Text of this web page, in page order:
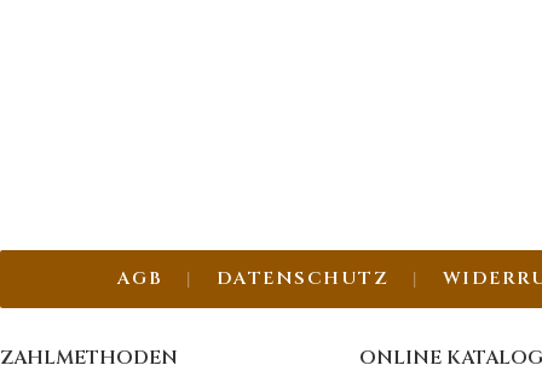
AGB DATENSCHUTZ
ZAHLMETHODEN ONLINE KATALOG